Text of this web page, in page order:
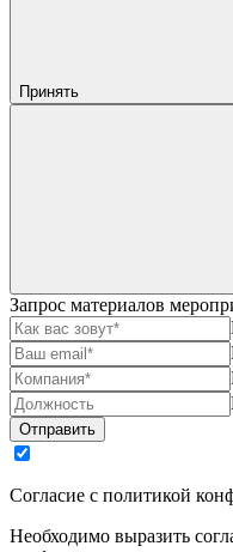
Принять
Запрос материалов
Отправить
Согласие с политикой
Необходимо выразить